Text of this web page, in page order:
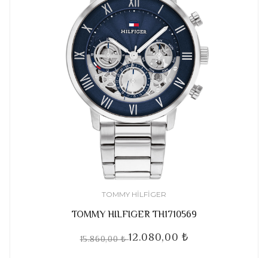
TOMMY HILFIGER
TOMMY HILFIGER TH1710569
15.860,00 ₺12.080,00 ₺